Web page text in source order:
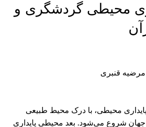
محیطی گردشگری و
مرضیه قنبری
محیطی، با درک محیط طبیعی
شروع می‌شود. بعد محیطی پایداری